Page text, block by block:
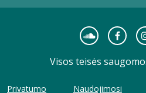
Visos teisės
Privatumo Naudojimosi